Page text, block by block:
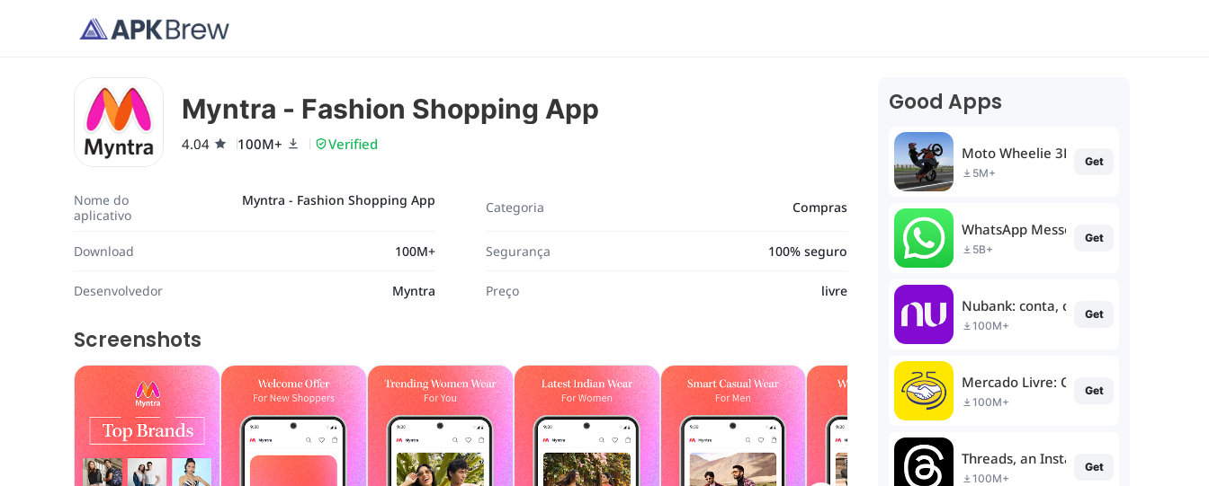
Myntra - Fashion Shopping App
4.04 100M+ Verified
Nome do
aplicativo
Myntra - Fashion Shopping App Categoria Compras
Download 100M+ Segurança 100% seguro
Desenvolvedor Myntra Preço livre
Screenshots
Good Apps
Moto Wheelie 3D
5M+
Get
WhatsApp Messenger
5B+
Get
Nubank: conta, cartão e mais
100M+
Get
Mercado Livre: Compras online
100M+
Get
Threads, an Instagram app
100M+
Get